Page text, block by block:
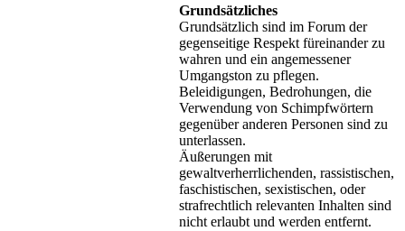
Grundsätzliches
Grundsätzlich sind im Forum der
gegenseitige Respekt füreinander zu
wahren und ein angemessener
Umgangston zu pflegen.
Beleidigungen, Bedrohungen, die
Verwendung von Schimpfwörtern
gegenüber anderen Personen sind zu
unterlassen.
Äußerungen mit
gewaltverherrlichenden, rassistischen,
faschistischen, sexistischen, oder
strafrechtlich relevanten Inhalten sind
nicht erlaubt und werden entfernt.